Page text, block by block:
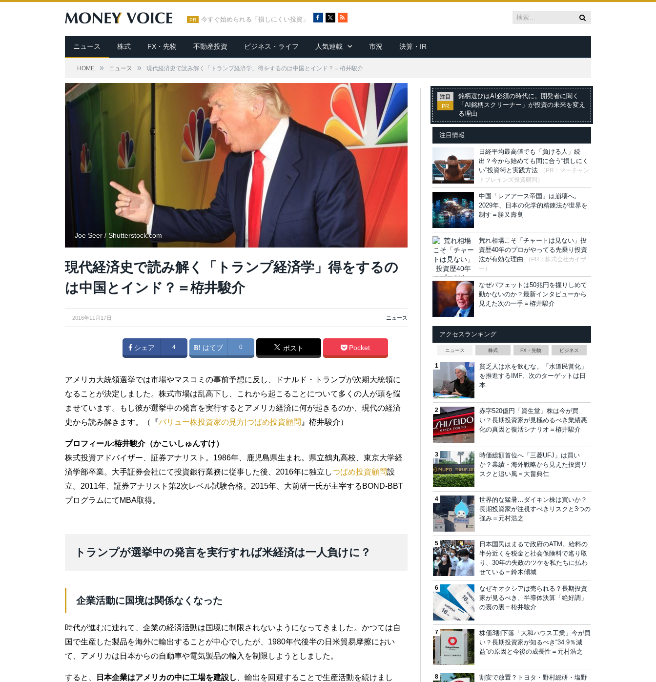
PR 今すぐ始められる「損しにくい投資」
c
e
b
R
S
ニュース 株式 FX・先物 不動産投資 ビジネス・ライフ 人気連載 市況 決算・IR
HOME » ニュース » 現代経済史で読み解く「トランプ経済学」得をするのは中国とインド？＝栫井駿介
Joe Seer / Shutterstock.com
現代経済史で読み解く「トランプ経済学」得をするの
は中国とインド？＝栫井駿介
2016年11月17日 ニュース
シェア 4 はてブ 0 ポスト Pocket
アメリカ大統領選挙では市場やマスコミの事前予想に反し、ドナルド・トランプが次期大統領に
なることが決定しました。株式市場は乱高下し、これから起こることについて多くの人が頭を悩
ませています。もし彼が選挙中の発言を実行するとアメリカ経済に何が起きるのか、現代の経済
史から読み解きます。（『バリュー株投資家の見方|つばめ投資顧問 』栫井駿介）
プロフィール:栫井駿介（かこいしゅんすけ）
株式投資アドバイザー、証券アナリスト。1986年、鹿児島県生まれ。県立鶴丸高校、東京大学経
済学部卒業。大手証券会社にて投資銀行業務に従事した後、2016年に独立しつばめ投資顧問設
立。2011年、証券アナリスト第2次レベル試験合格。2015年、大前研一氏が主宰するBOND-BBT
プログラムにてMBA取得。
トランプが選挙中の発言を実行すれば米経済は一人負けに？
企業活動に国境は関係なくなった
時代が進むに連れて、企業の経済活動は国境に制限されないようになってきました。かつては自
国で生産した製品を海外に輸出することが中心でしたが、1980年代後半の日米貿易摩擦におい
て、アメリカは日本からの自動車や電気製品の輸入を制限しようとしました。
すると、 日本企業はアメリカの中に工場を建設し
、輸出を回避することで生産活動を続けまし
注目
PR
銘柄選びはAI必須の時代に。開発者に聞く
「AI銘柄スクリーナー」が投資の未来を変え
る理由
注目情報
日経平均最高値でも「負ける人」続
出？今から始めても間に合う“損しにく
い”投資術と実践方法
（PR：マーチャン
トブレインズ投資顧問）
中国「レアアース帝国」は崩壊へ。
2029年、日本の化学的精錬法が世界を
制す＝勝又壽良
荒れ相場こそ「チャートは見ない」投
資歴40年のプロがやってる先乗り投資
法が有効な理由
（PR：株式会社カイザ
ー）
なぜバフェットは50兆円を握りしめて
動かないのか？最新インタビューから
見えた次の一手＝栫井駿介
アクセスランキング
ニュース 株式 FX・先物 ビジネス
貧乏人は水を飲むな。「水道民営化」
を推進するIMF、次のターゲットは日
本
赤字520億円「資生堂」株は今が買
い？長期投資家が見極めるべき業績悪
化の真因と復活シナリオ＝栫井駿介
時価総額首位へ「三菱UFJ」は買い
か？業績・海外戦略から見えた投資リ
スクと追い風＝大畠典仁
世界的な猛暑…ダイキン株は買いか？
長期投資家が注視すべきリスクと3つの
強み＝元村浩之
日本国民はまるで政府のATM。給料の
半分近くを税金と社会保険料で毟り取
り、30年の失政のツケを私たちに払わ
せている＝鈴木傾城
なぜキオクシアは売られる？長期投資
家が見るべき、半導体決算「絶好調」
の裏の裏＝栫井駿介
株価3割下落「大和ハウス工業」今が買
い？長期投資家が知るべき“34.9％減
益”の原因と今後の成長性＝元村浩之
割安で放置？トヨタ・野村総研・塩野